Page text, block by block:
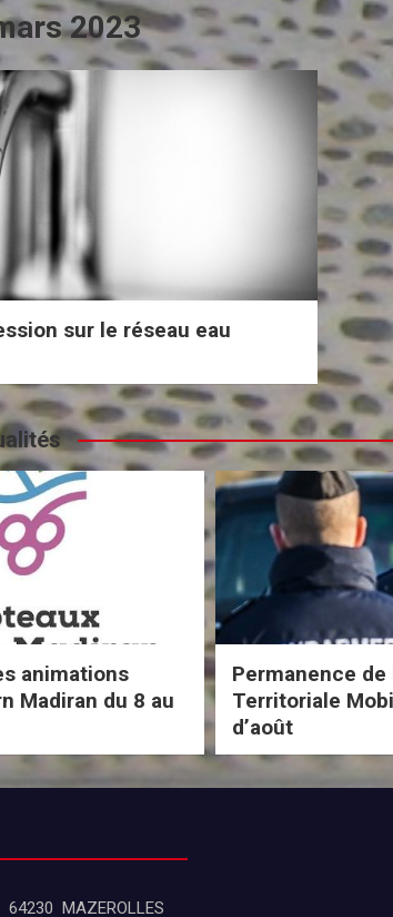
2023
sur le réseau eau
animations
Madiran du 8 au
Permanence de
Territoriale
d’août
MAZEROLLES